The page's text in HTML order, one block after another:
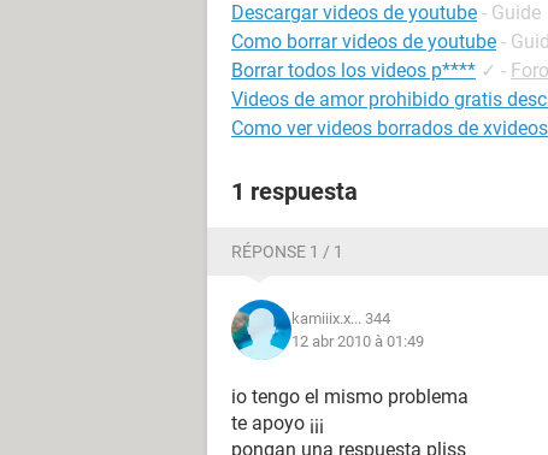
Descargar videos de youtube - Guide
Como borrar videos de youtube -
Borrar todos los videos p**** ✓ -
Videos de amor prohibido gratis
Como ver videos borrados de xvideos
1 respuesta
RÉPONSE 1 / 1
kamiiix.x... 344
12 abr 2010 à 01:49
io tengo el mismo problema
te apoyo ¡¡¡
pongan una respuesta pliss